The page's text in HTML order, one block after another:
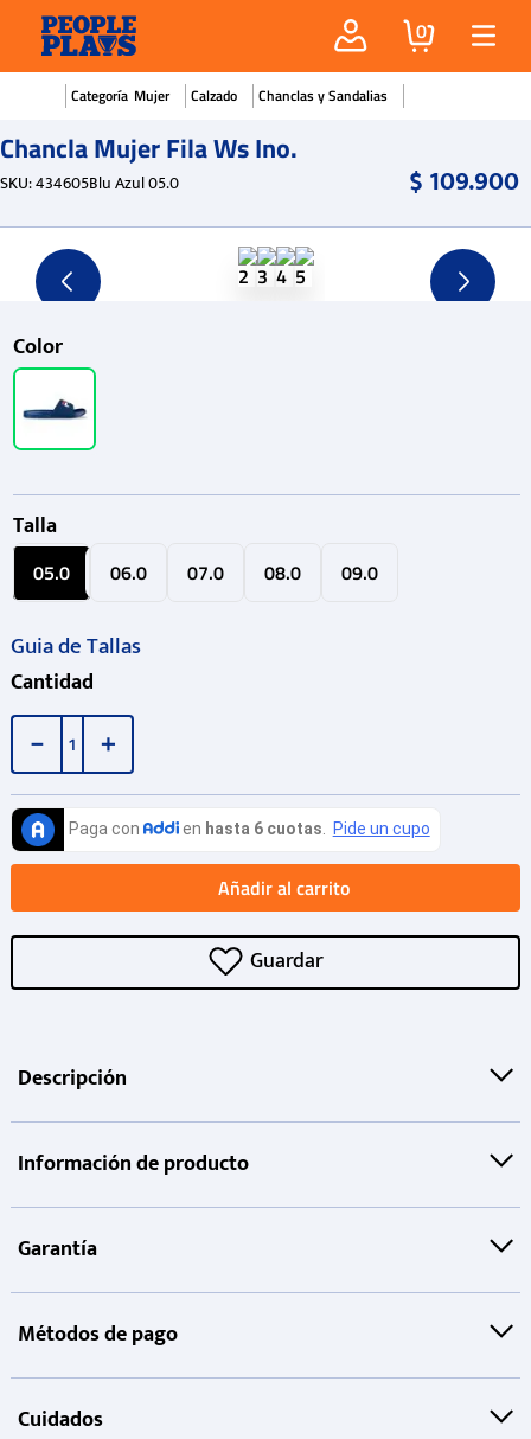
0
Mujer Calzado Chanclas y Sandalias
Chancla Mujer Fila Ws Ino.
SKU:434605Blu Azul 05.0 $109.900
Color
Talla
05.0 06.0 07.0 08.0 09.0
Guia de Tallas
Cantidad
＋
－
Añadir al carrito
Descripción
Información de producto
Garantía
Métodos de pago
Cuidados